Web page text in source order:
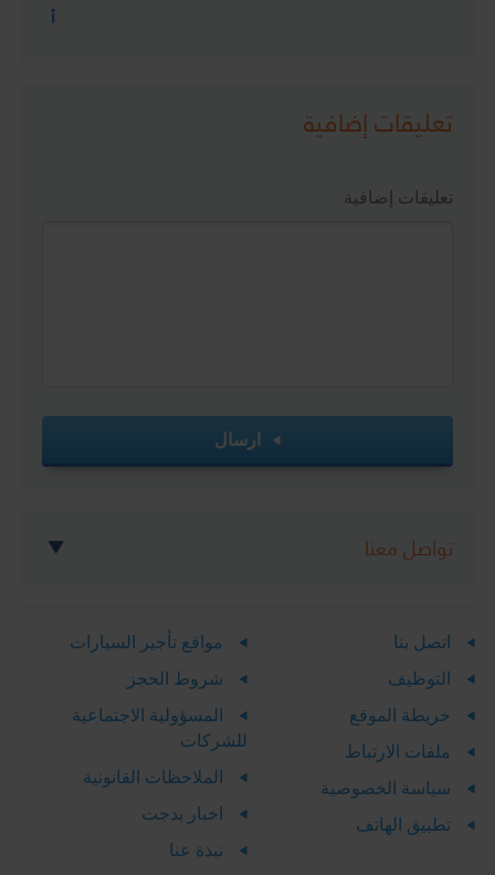
تعليقات إضافية
تعليقات إضافية
ارسال
تواصل معنا
اتصل بنا
التوظيف
خريطة الموقع
ملفات الارتباط
سياسة الخصوصية
تطبيق الهاتف
مواقع تأجير السيارات
شروط الحجز
المسؤولية الاجتماعية
للشركات
الملاحظات القانونية
اخبار بدجت
نبذة عنا